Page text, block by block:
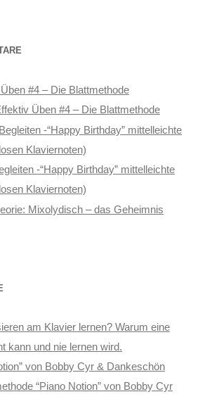
#4 – Die Blattmethode
Üben #4 – Die Blattmethode
-“Happy Birthday” mittelleichte
Klaviernoten)
-“Happy Birthday” mittelleichte
Klaviernoten)
Mixolydisch – das Geheimnis
am Klavier lernen? Warum eine
kann und nie lernen wird.
von Bobby Cyr & Dankeschön
“Piano Notion” von Bobby Cyr